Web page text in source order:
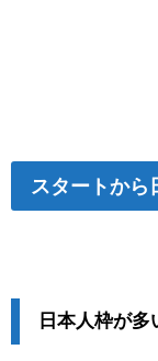
スタートから
日本人枠が多